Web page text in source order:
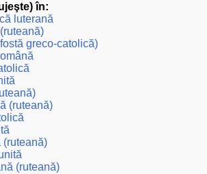
în:
luterană
greco-catolică)
(ruteană)
(ruteană)
(ruteană)